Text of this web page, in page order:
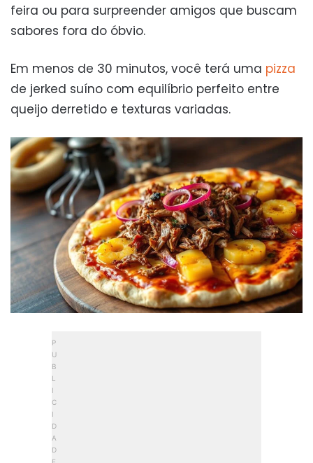
feira ou para surpreender amigos que buscam
sabores fora do óbvio.
Em menos de 30 minutos, você terá uma pizza
de jerked suíno com equilíbrio perfeito entre
queijo derretido e texturas variadas.